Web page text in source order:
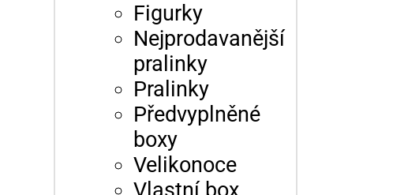
Figurky
Nejprodavanější
pralinky
Pralinky
Předvyplněné
boxy
Velikonoce